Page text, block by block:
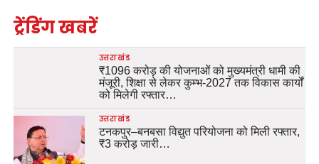
ट्रेंडिंग खबरें
उत्तराखंड
₹1096 करोड़ की योजनाओं को मुख्यमंत्री धामी की
मंजूरी, शिक्षा से लेकर कुम्भ-2027 तक विकास कार्यों
को मिलेगी रफ्तार…
उत्तराखंड
टनकपुर–बनबसा विद्युत परियोजना को मिली रफ्तार,
₹3 करोड़ जारी…